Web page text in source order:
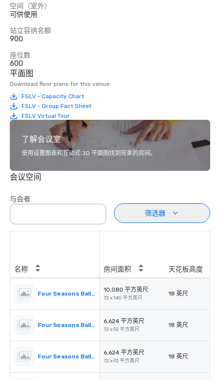
空间（室外）
可供使用
站立容纳名额
900
座位数
600
平面图
Download floor plans for this venue.
FSLV - Capacity Chart
FSLV - Group Fact Sheet
FSLV Virtual Tour
了解会议室
使用设置图表和互动式 3D 平面图找到完美的房间。
会议空间
与会者
筛选器
名称 房间面积 天花板高度
Four Seasons Ballroom
10,080 平方英尺
72 x 140 平方英尺
18 英尺
Four Seasons Ballroom 1,2,3
6,624 平方英尺
72 x 92 平方英尺
18 英尺
Four Seasons Ballroom 2,3,4
6,624 平方英尺
72 x 92 平方英尺
18 英尺